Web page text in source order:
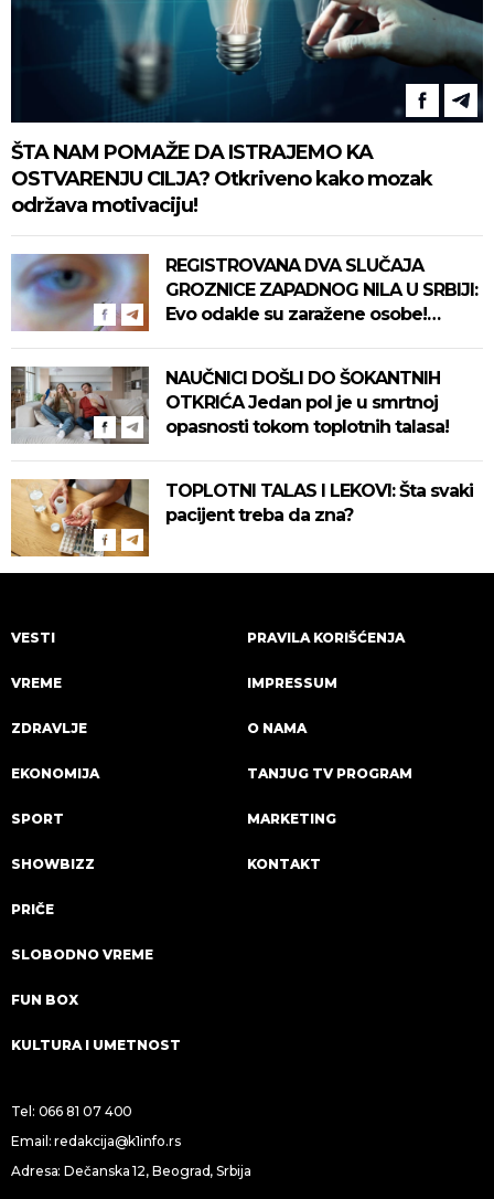
ŠTA NAM POMAŽE DA ISTRAJEMO KA
OSTVARENJU CILJA? Otkriveno kako mozak
održava motivaciju!
REGISTROVANA DVA SLUČAJA
GROZNICE ZAPADNOG NILA U SRBIJI:
Evo odakle su zaražene osobe!
NAUČNICI DOŠLI DO ŠOKANTNIH
OTKRIĆA Jedan pol je u smrtnoj
opasnosti tokom toplotnih talasa!
TOPLOTNI TALAS I LEKOVI: Šta svaki
pacijent treba da zna?
VESTI
VREME
ZDRAVLJE
EKONOMIJA
SPORT
SHOWBIZZ
PRIČE
SLOBODNO VREME
FUN BOX
KULTURA I UMETNOST
PRAVILA KORIŠĆENJA
IMPRESSUM
O NAMA
TANJUG TV PROGRAM
MARKETING
KONTAKT
Tel: 066 81 07 400
Email:redakcija@k1info.rs
Adresa: Dečanska 12, Beograd, Srbija